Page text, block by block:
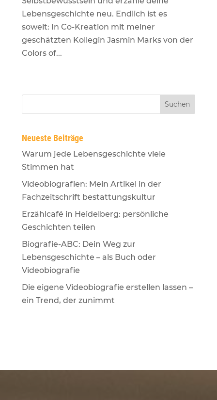
Lebensgeschichte neu. Endlich ist es
soweit: In Co-Kreation mit meiner
geschätzten Kollegin Jasmin Marks von der
Colors of...
Neueste Beiträge
Warum jede Lebensgeschichte viele
Stimmen hat
Videobiografien: Mein Artikel in der
Fachzeitschrift bestattungskultur
Erzählcafé in Heidelberg: persönliche
Geschichten teilen
Biografie-ABC: Dein Weg zur
Lebensgeschichte – als Buch oder
Videobiografie
Die eigene Videobiografie erstellen lassen –
ein Trend, der zunimmt